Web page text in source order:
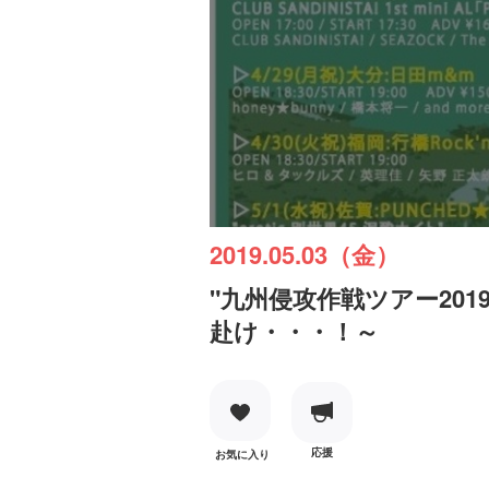
2019.05.03（金）
"九州侵攻作戦ツアー
赴け・・・！～
お気に入り 応援